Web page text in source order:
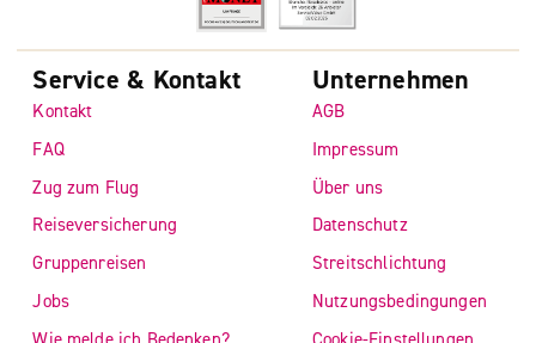
Service & Kontakt
Kontakt
FAQ
Zug zum Flug
Reiseversicherung
Gruppenreisen
Jobs
Unternehmen
AGB
Impressum
Über uns
Datenschutz
Streitschlichtung
Nutzungsbedingungen